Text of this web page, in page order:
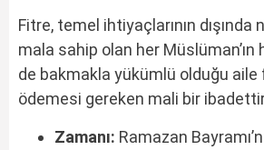
Fitre, temel ihtiyaçlarının dışında
mala sahip olan her
de bakmakla yükümlü olduğu
ödemesi gereken mali bir
Zamanı: Ramazan